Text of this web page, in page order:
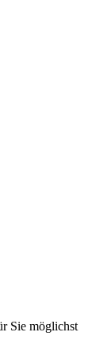
Sie möglichst